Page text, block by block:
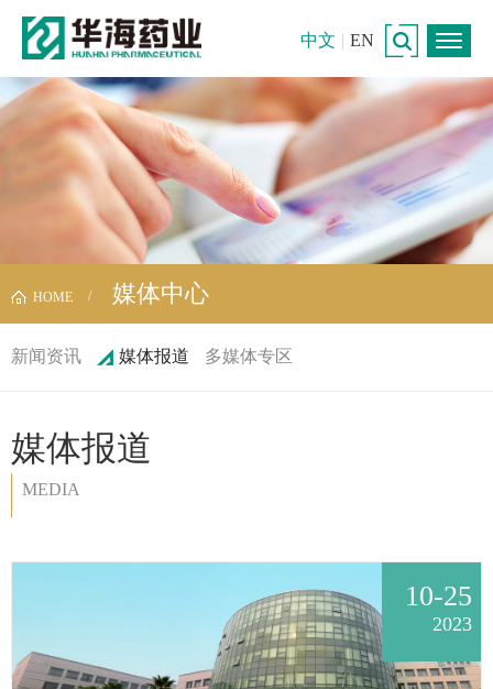
中文 | EN
HOME 媒体中心
新闻资讯 媒体报道 多媒体专区
媒体报道
MEDIA
10-25
2023